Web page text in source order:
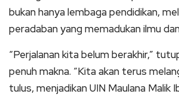
bukan hanya lembaga pendidikan,
peradaban yang memadukan ilmu
“Perjalanan kita belum berakhir,”
penuh makna. “Kita akan terus
tulus, menjadikan UIN Maulana Malik